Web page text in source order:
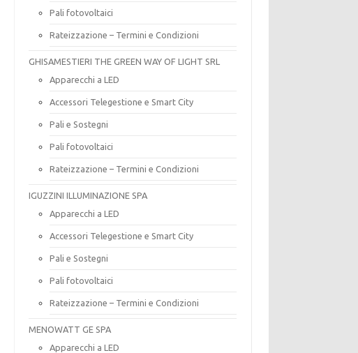
Pali fotovoltaici
Rateizzazione – Termini e Condizioni
GHISAMESTIERI THE GREEN WAY OF LIGHT SRL
Apparecchi a LED
Accessori Telegestione e Smart City
Pali e Sostegni
Pali fotovoltaici
Rateizzazione – Termini e Condizioni
IGUZZINI ILLUMINAZIONE SPA
Apparecchi a LED
Accessori Telegestione e Smart City
Pali e Sostegni
Pali fotovoltaici
Rateizzazione – Termini e Condizioni
MENOWATT GE SPA
Apparecchi a LED